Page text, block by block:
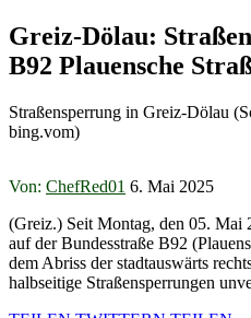
Greiz-Dölau:
B92 Plauensche
Straßensperrung in Greiz-Dölau
bing.vom)
Von: ChefRed01 6. Mai 2025
(Greiz.) Seit Montag, den 05. Mai
auf der Bundesstraße B92
dem Abriss der stadtauswärts
halbseitige Straßensperrungen